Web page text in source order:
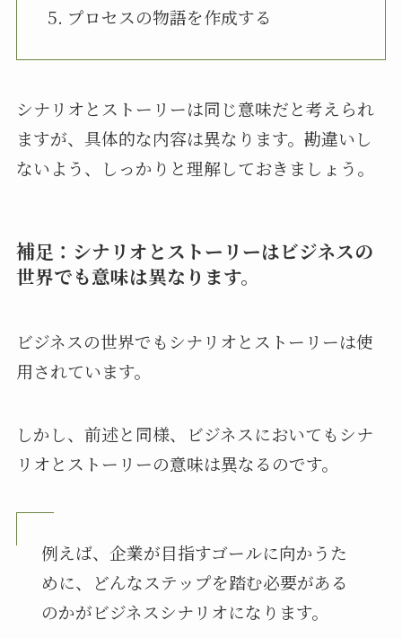
プロセスの物語を作成する
シナリオとストーリーは同じ意味だと考えられ
ますが、具体的な内容は異なります。勘違いし
ないよう、しっかりと理解しておきましょう。
補足：シナリオとストーリーはビジネスの
世界でも意味は異なります。
ビジネスの世界でもシナリオとストーリーは使
用されています。
しかし、前述と同様、ビジネスにおいてもシナ
リオとストーリーの意味は異なるのです。
例えば、企業が目指すゴールに向かうた
めに、どんなステップを踏む必要がある
のかがビジネスシナリオになります。